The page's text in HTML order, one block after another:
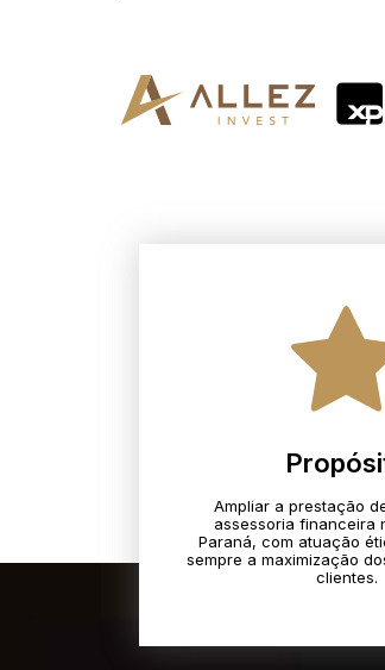
Ampliar a prestação
assessoria financeira
Paraná, com atuação
sempre a maximização
clientes.